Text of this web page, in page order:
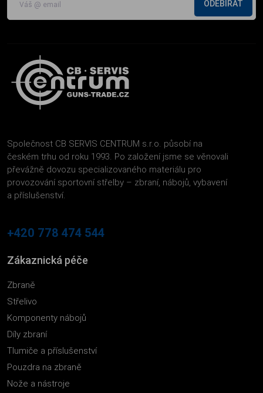
ODEBÍRAT
Společnost CB SERVIS CENTRUM s.r.o. působí na
českém trhu od roku 1993. Po založení jsme se věnovali
převážně dovozu specializovaného materiálu pro
provozování sportovní střelby – zbraní, nábojů, vybavení
a příslušenství.
+420 778 474 544
Zákaznická péče
Zbraně
Střelivo
Komponenty nábojů
Díly zbraní
Tlumiče a příslušenství
Pouzdra na zbraně
Nože a nástroje